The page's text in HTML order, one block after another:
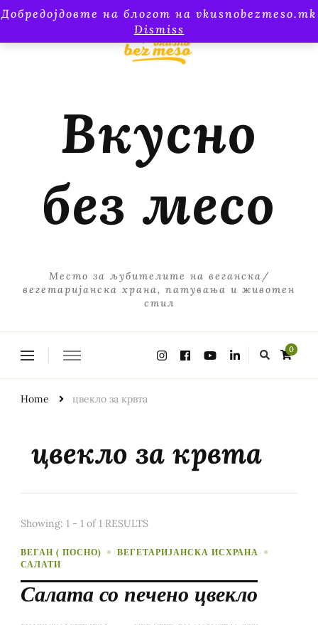
Добредојдовте на блогот на vkusnobezmeso.mk
Dismiss
Вкусно
без месо
Место за љубителите на веганска/
вегетаријанска храна, патувања и животен
стил
0
Home цвекло за крвта
цвекло за крвта
Showing: 1 - 1 of 1 RESULTS
ВЕГАН ( ПОСНО)
ВЕГЕТАРИЈАНСКА ИСХРАНА
САЛАТИ
Салата со печено цвекло